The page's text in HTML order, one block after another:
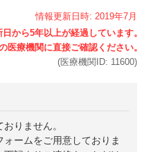
情報更新日時: 2019年7月
(医療機関ID: 11600)
りません。
ームをご用意しておりま